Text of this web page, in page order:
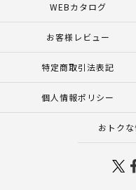
WEBカタログ
お客様レビュー
特定商取引法表記
個人情報ポリシー
おトク